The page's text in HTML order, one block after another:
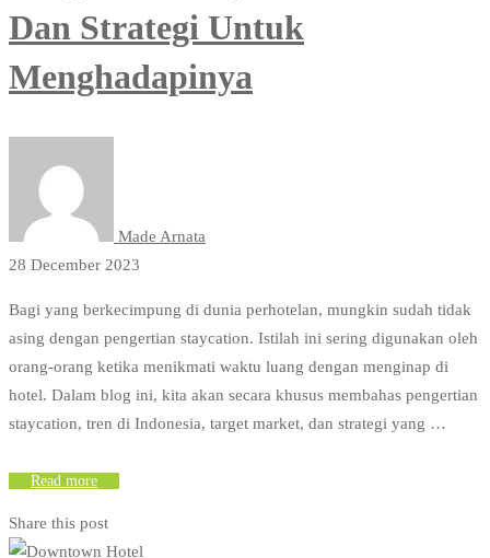
Dan Strategi Untuk
Menghadapinya
Made Arnata
28 December 2023
Bagi yang berkecimpung di dunia perhotelan, mungkin sudah tidak
asing dengan pengertian staycation. Istilah ini sering digunakan oleh
orang-orang ketika menikmati waktu luang dengan menginap di
hotel. Dalam blog ini, kita akan secara khusus membahas pengertian
staycation, tren di Indonesia, target market, dan strategi yang …
Read more
Share this post